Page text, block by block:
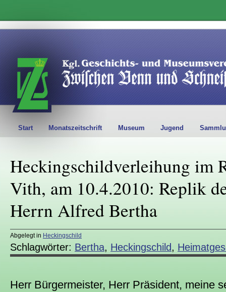
Start Monatszeitschrift Museum Jugend
Heckingschildverleihung im
Vith, am 10.4.2010: Replik
Herrn Alfred Bertha
Abgelegt in Heckingschild
Schlagwörter: Bertha, Heckingschild,
Herr Bürgermeister, Herr Präsident, meine